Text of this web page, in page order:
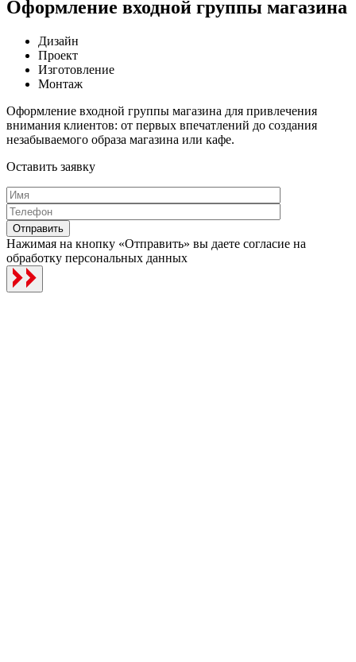
Оформление входной группы магазина
Дизайн
Проект
Изготовление
Монтаж
Оформление входной группы магазина для привлечения
внимания клиентов: от первых впечатлений до создания
незабываемого образа магазина или кафе.
Оставить заявку
Отправить
Нажимая на кнопку «Отправить» вы даете согласие на
обработку персональных данных